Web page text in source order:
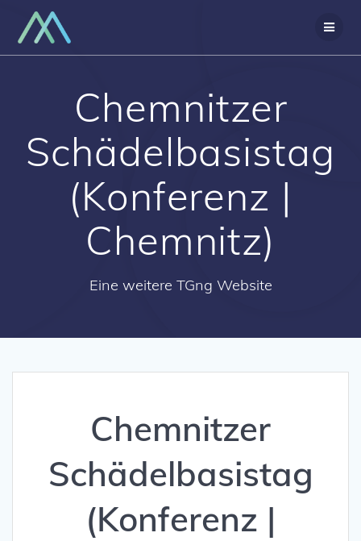
Chemnitzer
Schädelbasistag
(Konferenz |
Chemnitz)
Eine weitere TGng Website
Chemnitzer
Schädelbasistag
(Konferenz |